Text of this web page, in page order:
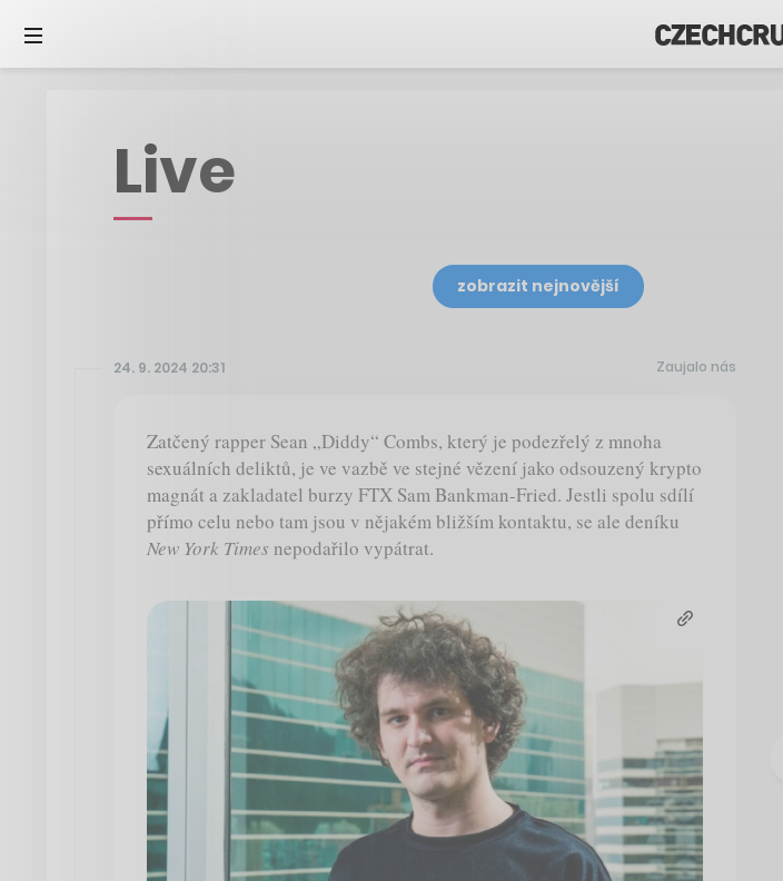
Live
zobrazit nejnovější
24. 9. 2024 20:31 Zaujalo nás
Zatčený rapper Sean „Diddy“ Combs, který je podezřelý z mnoha
sexuálních deliktů, je ve vazbě ve stejné vězení jako odsouzený krypto
magnát a zakladatel burzy FTX Sam Bankman-Fried. Jestli spolu sdílí
přímo celu nebo tam jsou v nějakém bližším kontaktu, se ale deníku
New York Times nepodařilo vypátrat.